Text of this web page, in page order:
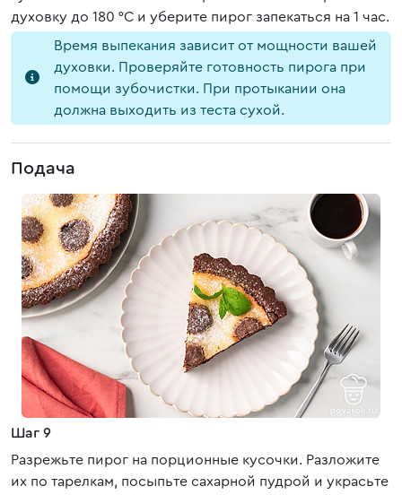
духовку до 180 °C и уберите пирог запекаться на 1 час.
Время выпекания зависит от мощности вашей
духовки. Проверяйте готовность пирога при
помощи зубочистки. При протыкании она
должна выходить из теста сухой.
Подача
Шаг 9
Разрежьте пирог на порционные кусочки. Разложите
их по тарелкам, посыпьте сахарной пудрой и украсьте